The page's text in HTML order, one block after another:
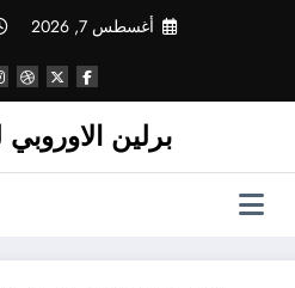
أغسطس 7, 2026
برلين